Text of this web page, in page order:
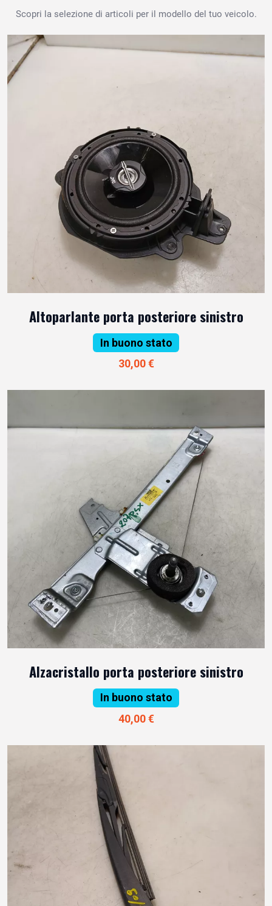
Scopri la selezione di articoli per il modello del tuo veicolo.
Altoparlante porta posteriore sinistro
In buono stato
30,00 €
Alzacristallo porta posteriore sinistro
In buono stato
40,00 €